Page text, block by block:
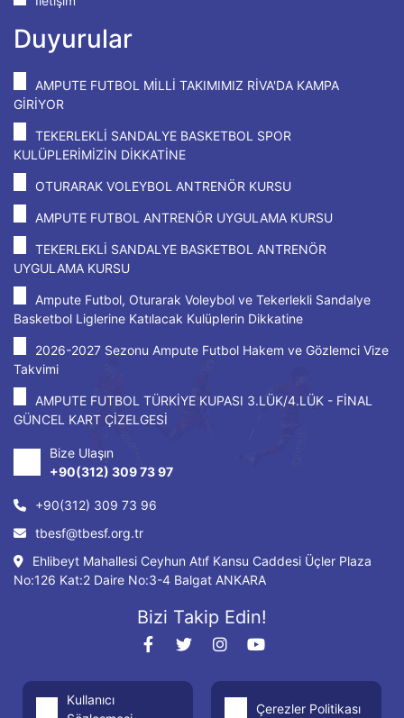
Duyurular
AMPUTE FUTBOL MİLLİ TAKIMIMIZ RİVA'DA KAMPA
GİRİYOR
TEKERLEKLİ SANDALYE BASKETBOL SPOR
KULÜPLERİMİZİN DİKKATİNE
OTURARAK VOLEYBOL ANTRENÖR KURSU
AMPUTE FUTBOL ANTRENÖR UYGULAMA KURSU
TEKERLEKLİ SANDALYE BASKETBOL ANTRENÖR
UYGULAMA KURSU
Ampute Futbol, Oturarak Voleybol ve Tekerlekli Sandalye
Basketbol Liglerine Katılacak Kulüplerin Dikkatine
2026-2027 Sezonu Ampute Futbol Hakem ve Gözlemci Vize
Takvimi
AMPUTE FUTBOL TÜRKİYE KUPASI 3.LÜK/4.LÜK - FİNAL
GÜNCEL KART ÇİZELGESİ
Bize Ulaşın
+90(312) 309 73 97
+90(312) 309 73 96
tbesf@tbesf.org.tr
Ehlibeyt Mahallesi Ceyhun Atıf Kansu Caddesi Üçler Plaza
No:126 Kat:2 Daire No:3-4 Balgat ANKARA
Bizi Takip Edin!
Kullanıcı
Çerezler Politikası